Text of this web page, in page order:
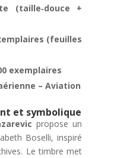
(taille‑douce +
(feuilles
exemplaires
– Aviation
et symbolique
propose un
Boselli, inspiré
Le timbre met